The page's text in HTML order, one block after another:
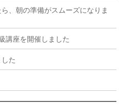
、朝の準備がスムーズになりま
講座を開催しました
た